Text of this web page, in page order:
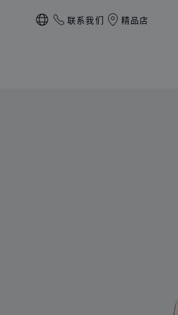
本地化（更改国家/地区）
联系我们 精品店